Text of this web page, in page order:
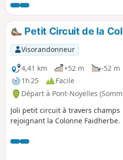
une randonnée au départ d'un
circuit historique la 5e année.
(+ boucle optionnelle de 2,2 km)
sur-Somme, où mourut, il y a
Richthofen, le Baron Rouge.
Petit Circuit de la
Visorandonneur
4,41 km
+52 m
-52 m
1h 25
Facile
Départ à Pont-Noyelles
Joli petit circuit à travers champs
rejoignant la Colonne Faidherbe.